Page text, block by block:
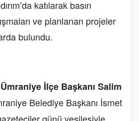
katılarak basın
ve planlanan projeler
bulundu.
İlçe Başkanı Salim
Belediye Başkanı İsmet
günü vesilesiyle